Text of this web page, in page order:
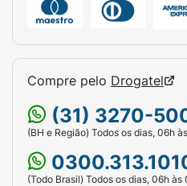
Compre pelo Drogatel
(31) 3270-
(BH e Região) Todos os dias, 06h
(Todo Brasil) Todos os dias, 06h às